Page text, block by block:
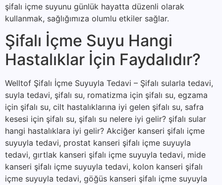
şifalı içme suyunu günlük hayatta düzenli olarak
kullanmak, sağlığımıza olumlu etkiler sağlar.
Şifalı İçme Suyu Hangi
Hastalıklar İçin Faydalıdır?
Welltof Şifalı İçme Suyuyla Tedavi – Şifalı sularla tedavi,
suyla tedavi, şifalı su, romatizma için şifalı su, egzama
için şifalı su, cilt hastalıklarına iyi gelen şifalı su, safra
kesesi için şifalı su, şifalı su nelere iyi gelir? şifalı sular
hangi hastalıklara iyi gelir? Akciğer kanseri şifalı içme
suyuyla tedavi, prostat kanseri şifalı içme suyuyla
tedavi, gırtlak kanseri şifalı içme suyuyla tedavi, mide
kanseri şifalı içme suyuyla tedavi, kolon kanseri şifalı
içme suyuyla tedavi, göğüs kanseri şifalı içme suyuyla